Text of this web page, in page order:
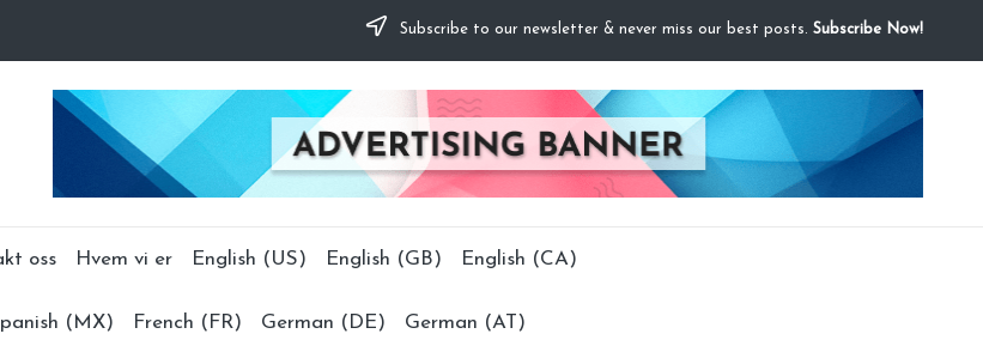
Subscribe to our newsletter & never miss our best posts. Subscribe Now!
oss Hvem vi er English (US) English (GB) English (CA)
(MX) French (FR) German (DE) German (AT)